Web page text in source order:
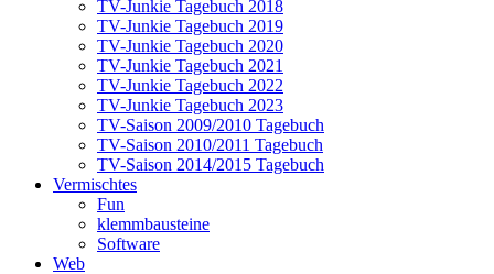
TV-Junkie Tagebuch 2018
TV-Junkie Tagebuch 2019
TV-Junkie Tagebuch 2020
TV-Junkie Tagebuch 2021
TV-Junkie Tagebuch 2022
TV-Junkie Tagebuch 2023
TV-Saison 2009/2010 Tagebuch
TV-Saison 2010/2011 Tagebuch
TV-Saison 2014/2015 Tagebuch
Vermischtes
Fun
klemmbausteine
Software
Web